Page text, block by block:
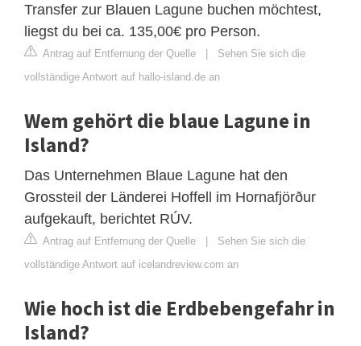
Transfer zur Blauen Lagune buchen möchtest,
liegst du bei ca. 135,00€ pro Person.
Antrag auf Entfernung der Quelle | Sehen Sie sich die
vollständige Antwort auf hallo-island.de an
Wem gehört die blaue Lagune in
Island?
Das Unternehmen Blaue Lagune hat den
Grossteil der Länderei Hoffell im Hornafjörður
aufgekauft, berichtet RÚV.
Antrag auf Entfernung der Quelle | Sehen Sie sich die
vollständige Antwort auf icelandreview.com an
Wie hoch ist die Erdbebengefahr in
Island?